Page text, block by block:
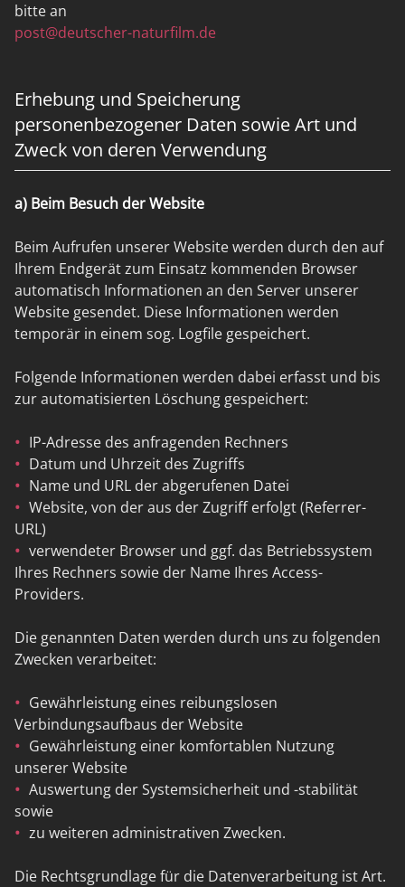
bitte an
post@deutscher-naturfilm.de
Erhebung und Speicherung
personenbezogener Daten sowie Art und
Zweck von deren Verwendung
a) Beim Besuch der Website
Beim Aufrufen unserer Website werden durch den auf
Ihrem Endgerät zum Einsatz kommenden Browser
automatisch Informationen an den Server unserer
Website gesendet. Diese Informationen werden
temporär in einem sog. Logfile gespeichert.
Folgende Informationen werden dabei erfasst und bis
zur automatisierten Löschung gespeichert:
IP-Adresse des anfragenden Rechners
Datum und Uhrzeit des Zugriffs
Name und URL der abgerufenen Datei
Website, von der aus der Zugriff erfolgt (Referrer-
URL)
verwendeter Browser und ggf. das Betriebssystem
Ihres Rechners sowie der Name Ihres Access-
Providers.
Die genannten Daten werden durch uns zu folgenden
Zwecken verarbeitet:
Gewährleistung eines reibungslosen
Verbindungsaufbaus der Website
Gewährleistung einer komfortablen Nutzung
unserer Website
Auswertung der Systemsicherheit und -stabilität
sowie
zu weiteren administrativen Zwecken.
Die Rechtsgrundlage für die Datenverarbeitung ist Art.